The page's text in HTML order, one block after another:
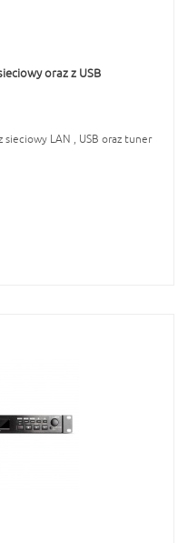
oraz z USB
LAN , USB oraz tuner